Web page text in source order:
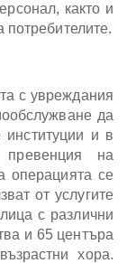
както и
потребителите.
с увреждания
да
институции и в
на
операцията се
от услугите
с различни
и 65 центъра
хора.